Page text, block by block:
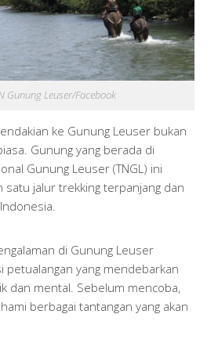
Gunung Leuser/Facebook
ke Gunung Leuser bukan
Gunung yang berada di
Gunung Leuser (TNGL) ini
satu jalur trekking terpanjang dan
di Gunung Leuser
petualangan yang mendebarkan
dan mental. Sebelum mencoba,
berbagai tantangan yang akan